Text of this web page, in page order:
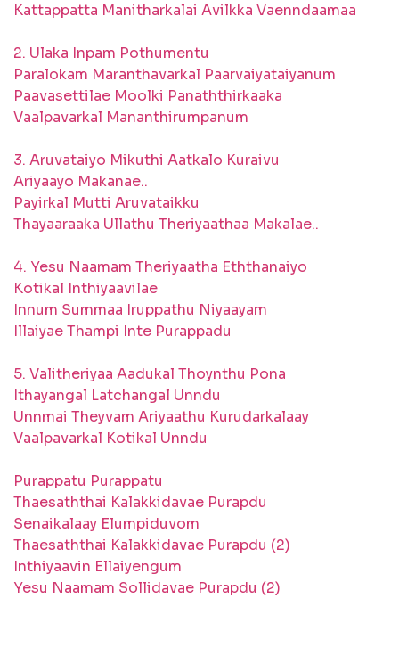
Kattappatta Manitharkalai Avilkka Vaenndaamaa
2. Ulaka Inpam Pothumentu
Paralokam Maranthavarkal Paarvaiyataiyanum
Paavasettilae Moolki Panaththirkaaka
Vaalpavarkal Mananthirumpanum
3. Aruvataiyo Mikuthi Aatkalo Kuraivu
Ariyaayo Makanae..
Payirkal Mutti Aruvataikku
Thayaaraaka Ullathu Theriyaathaa Makalae..
4. Yesu Naamam Theriyaatha Eththanaiyo
Kotikal Inthiyaavilae
Innum Summaa Iruppathu Niyaayam
Illaiyae Thampi Inte Purappadu
5. Valitheriyaa Aadukal Thoynthu Pona
Ithayangal Latchangal Unndu
Unnmai Theyvam Ariyaathu Kurudarkalaay
Vaalpavarkal Kotikal Unndu
Purappatu Purappatu
Thaesaththai Kalakkidavae Purapdu
Senaikalaay Elumpiduvom
Thaesaththai Kalakkidavae Purapdu (2)
Inthiyaavin Ellaiyengum
Yesu Naamam Sollidavae Purapdu (2)